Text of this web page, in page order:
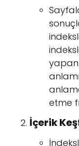
yapan
etme
İçerik